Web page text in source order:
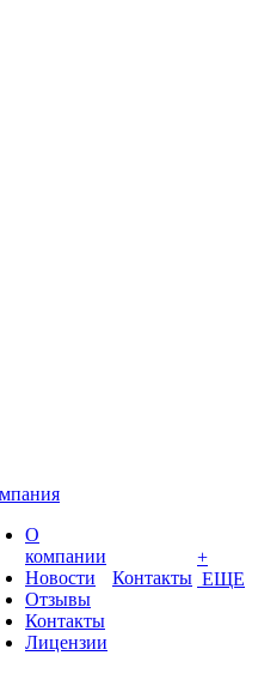
О
компании
Новости
Отзывы
Контакты
Лицензии
Контакты
+
ЕЩЕ